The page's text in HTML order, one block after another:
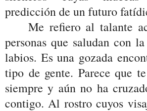
predicción de un futuro
Me refiero al talante
personas que saludan con
labios. Es una gozada
tipo de gente. Parece que
siempre y aún no ha
contigo. Al rostro cuyos